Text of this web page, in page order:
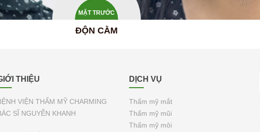
MẶT TRƯỚC
ĐỘN CẰM
THIỆU
VIỆN THẨM MỸ CHARMING
SĨ NGUYỄN KHANH
DỊCH VỤ
Thẩm mỹ mắt
Thẩm mỹ mũi
Thẩm mỹ môi